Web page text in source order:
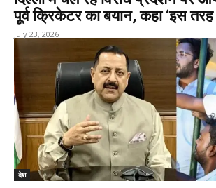
पूर्व क्रिकेटर का बयान, कहा ‘इस
July 23, 2026
देश